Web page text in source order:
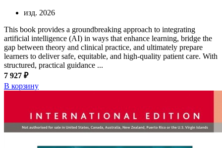
изд. 2026
This book provides a groundbreaking approach to integrating
artificial intelligence (AI) in ways that enhance learning, bridge the
gap between theory and clinical practice, and ultimately prepare
learners to deliver safe, equitable, and high-quality patient care. With
structured, practical guidance ...
7 927 ₽
В корзину